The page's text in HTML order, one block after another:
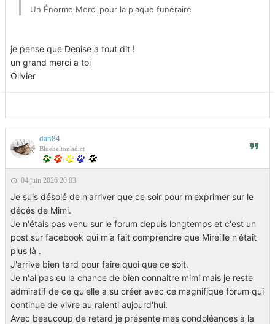
Un Énorme Merci pour la plaque funéraire
vas gérer au mieux
je pense que Denise a tout dit !
un grand merci a toi
Olivier
dan84
Bluebelton'adict
04 juin 2026 20:03
Je suis désolé de n'arriver que ce soir pour m'exprimer sur le
décés de Mimi.
Je n'étais pas venu sur le forum depuis longtemps et c'est un
post sur facebook qui m'a fait comprendre que Mireille n'était
plus là .
J'arrive bien tard pour faire quoi que ce soit.
Je n'ai pas eu la chance de bien connaitre mimi mais je reste
admiratif de ce qu'elle a su créer avec ce magnifique forum qui
continue de vivre au ralenti aujourd'hui.
Avec beaucoup de retard je présente mes condoléances à la